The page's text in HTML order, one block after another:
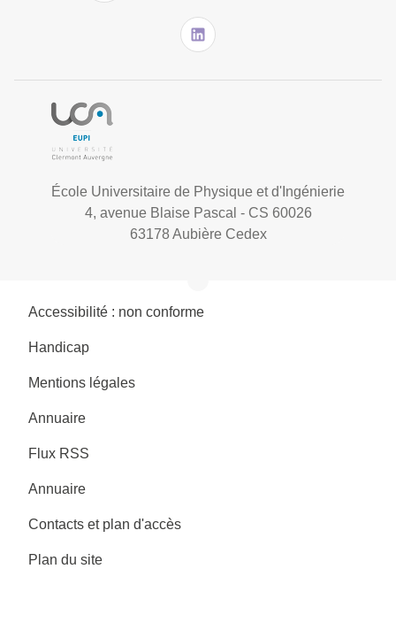
École Universitaire de Physique et d'Ingénierie
4, avenue Blaise Pascal - CS 60026
63178 Aubière Cedex
Accessibilité : non conforme
Handicap
Mentions légales
Annuaire
Flux RSS
Annuaire
Contacts et plan d'accès
Plan du site